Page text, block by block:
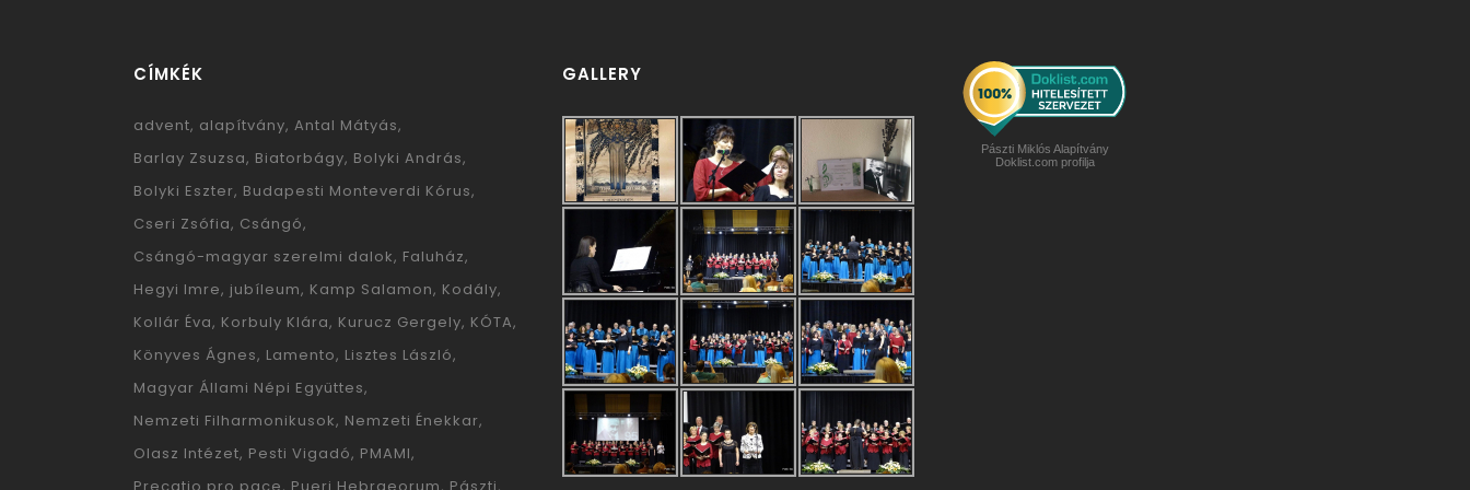
CÍMKÉK
advent alapítvány Antal Mátyás
Barlay Zsuzsa Biatorbágy Bolyki András
Bolyki Eszter Budapesti Monteverdi Kórus
Cseri Zsófia Csángó
Csángó-magyar szerelmi dalok Faluház
Hegyi Imre jubíleum Kamp Salamon Kodály
Kollár Éva Korbuly Klára Kurucz Gergely KÓTA
Könyves Ágnes Lamento Lisztes László
Magyar Állami Népi Együttes
Nemzeti Filharmonikusok Nemzeti Énekkar
Olasz Intézet Pesti Vigadó PMAMI
GALLERY
Pászti Miklós Alapítvány
Doklist.com profilja